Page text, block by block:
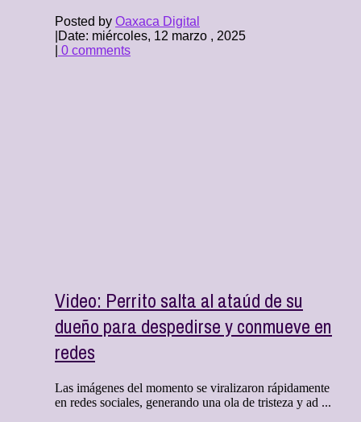
Posted by Oaxaca Digital
Date: miércoles, 12 marzo , 2025
0 comments
Video: Perrito salta al ataúd de su
dueño para despedirse y conmueve en
redes
Las imágenes del momento se viralizaron rápidamente
en redes sociales, generando una ola de tristeza y ad ...